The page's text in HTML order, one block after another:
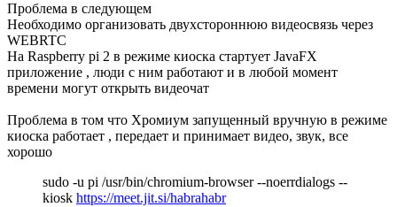
Проблема в следующем
Необходимо организовать двухстороннюю видеосвязь через
WEBRTC
На Raspberry pi 2 в режиме киоска стартует JavaFX
приложение , люди с ним работают и в любой момент
времени могут открыть видеочат
Проблема в том что Хромиум запущенный вручную в режиме
киоска работает , передает и принимает видео, звук, все
хорошо
sudo -u pi /usr/bin/chromium-browser --noerrdialogs --
kiosk https://meet.jit.si/habrahabr